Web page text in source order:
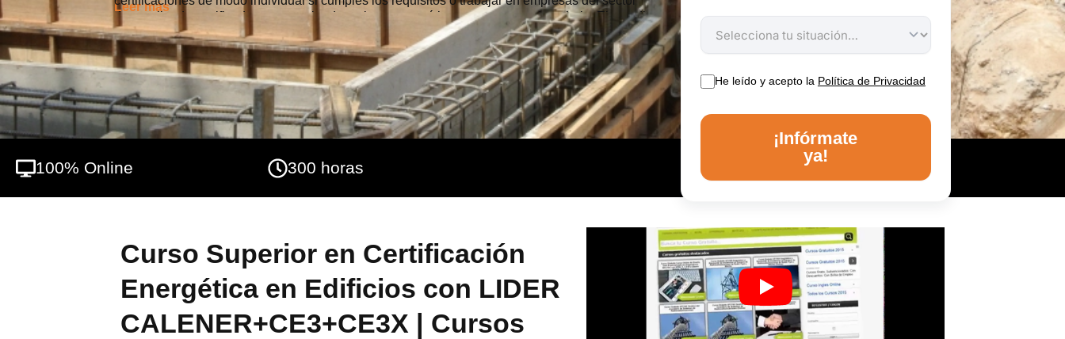
desarrollando certificados y proponiendo mejoras energéticas en un grupo de trabajo. El estudio
del curso mediante nuestra metodología te será compatible en horarios con tus responsabilidades
y llegaras a ser un profesional del sector energético mediante el uso de las herramientas
informáticas más habituales de este sector.
Leer más
He leído y acepto la Política de Privacidad
¡Infórmate
ya!
100% Online 300 horas
Curso Superior en Certificación
Energética en Edificios con LIDER
CALENER+CE3+CE3X | Cursos